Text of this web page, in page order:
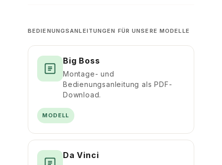
BEDIENUNGSANLEITUNGEN FÜR UNSERE MODELLE
Big Boss
Montage- und
Bedienungsanleitung als PDF-
Download.
MODELL
Da Vinci